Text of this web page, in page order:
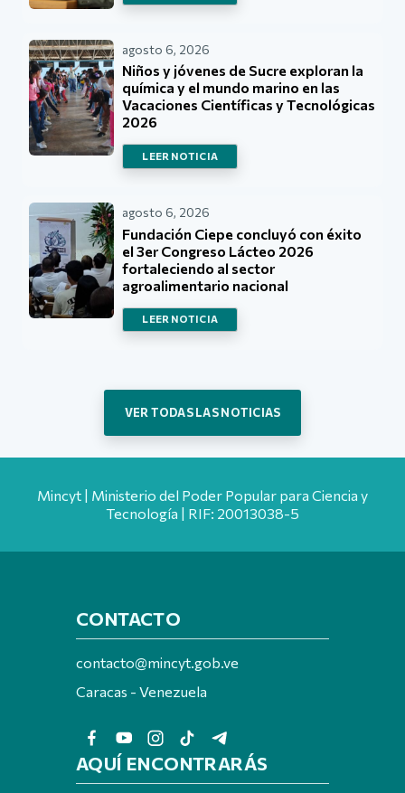
agosto 6, 2026
Niños y jóvenes de Sucre exploran la
química y el mundo marino en las
Vacaciones Científicas y Tecnológicas
2026
LEER NOTICIA
agosto 6, 2026
Fundación Ciepe concluyó con éxito
el 3er Congreso Lácteo 2026
fortaleciendo al sector
agroalimentario nacional
LEER NOTICIA
VER TODAS LAS NOTICIAS
Mincyt | Ministerio del Poder Popular para Ciencia y
Tecnología | RIF: 20013038-5
CONTACTO
contacto@mincyt.gob.ve
Caracas - Venezuela
AQUÍ ENCONTRARÁS